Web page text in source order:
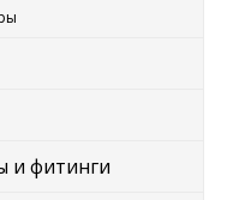
и фитинги